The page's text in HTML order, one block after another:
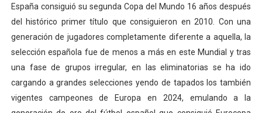
España consiguió su segunda Copa del Mundo 16 años después
del histórico primer título que consiguieron en 2010. Con una
generación de jugadores completamente diferente a aquella, la
selección española fue de menos a más en este Mundial y tras
una fase de grupos irregular, en las eliminatorias se ha ido
cargando a grandes selecciones yendo de tapados los también
vigentes campeones de Europa en 2024, emulando a la